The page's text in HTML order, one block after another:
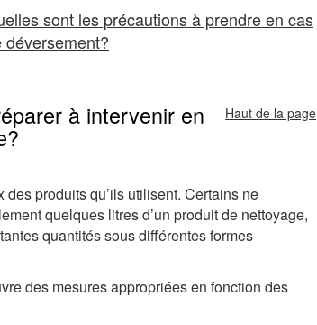
sont les précautions à prendre en cas
déversement?
à intervenir en Haut de la page
produits qu’ils utilisent. Certains ne
quelques litres d’un produit de nettoyage,
quantités sous différentes formes
des mesures appropriées en fonction des